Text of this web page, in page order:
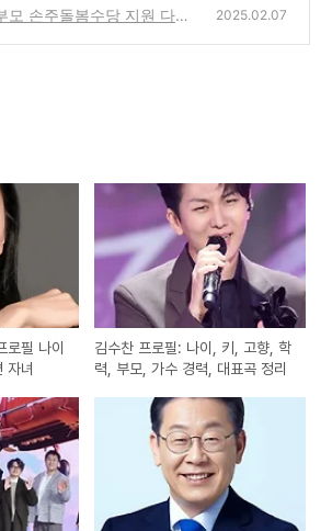
련주 총정리
(4)
모 손주돌봄수당 지원 다자
2025.02.07
로필 나이
자녀
김수찬 프로필: 나이, 키, 고향, 학
력, 부모, 가수 경력, 대표곡 정리